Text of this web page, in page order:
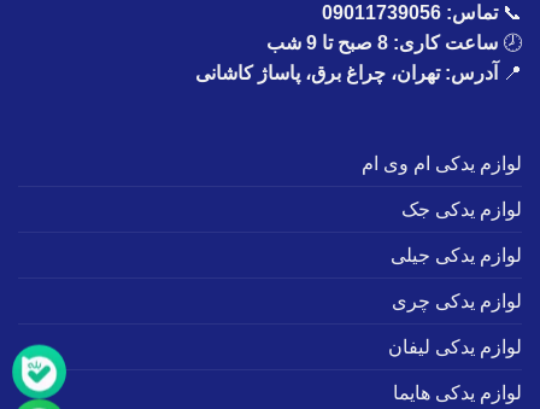
📞تماس: 09011739056
🕗 ساعت کاری: 8 صبح تا 9 شب
📍
آدرس: تهران، چراغ برق، پاساژ کاشانی
لوازم یدکی ام وی ام
لوازم یدکی جک
لوازم یدکی جیلی
لوازم یدکی چری
لوازم یدکی لیفان
لوازم یدکی هایما